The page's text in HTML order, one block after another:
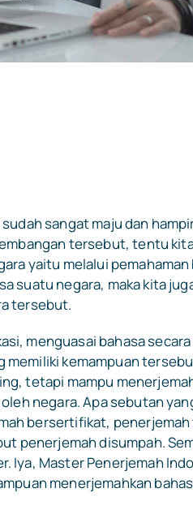
sangat maju dan
tersebut, tentu
yaitu melalui
suatu negara, maka kita
tersebut.
menguasai bahasa
memiliki kemampuan
tetapi mampu
negara. Apa sebutan
bersertifikat,
penerjemah disumpah.
Iya, Master Penerjemah
menerjemahkan